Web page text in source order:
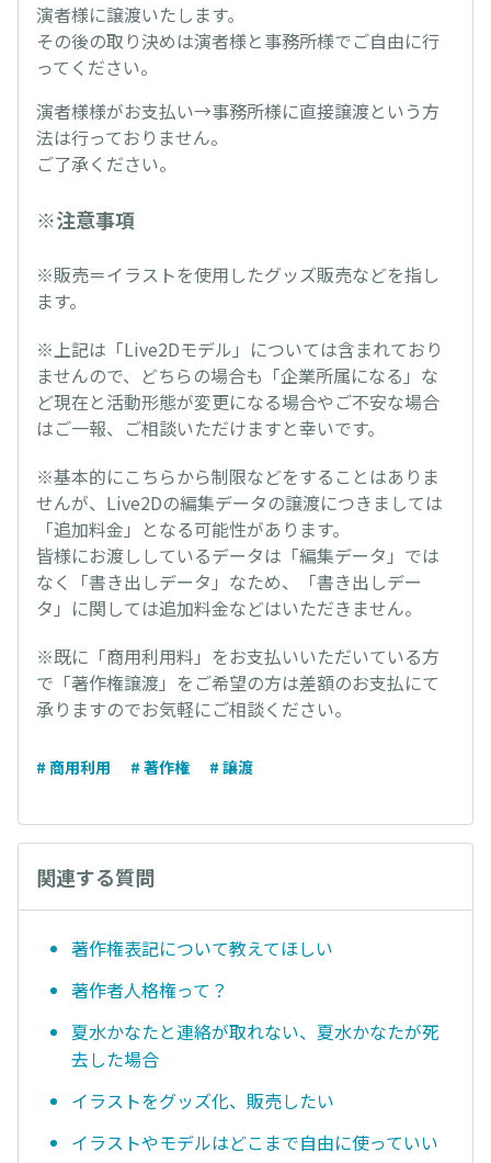
演者様に譲渡いたします。
その後の取り決めは演者様と事務所様でご自由に行
ってください。
演者様様がお支払い→事務所様に直接譲渡という方
法は行っておりません。
ご了承ください。
※注意事項
※販売＝イラストを使用したグッズ販売などを指し
ます。
※上記は「Live2Dモデル」については含まれており
ませんので、どちらの場合も「企業所属になる」な
ど現在と活動形態が変更になる場合やご不安な場合
はご一報、ご相談いただけますと幸いです。
※基本的にこちらから制限などをすることはありま
せんが、Live2Dの編集データの譲渡につきましては
「追加料金」となる可能性があります。
皆様にお渡ししているデータは「編集データ」では
なく「書き出しデータ」なため、「書き出しデー
タ」に関しては追加料金などはいただきません。
※既に「商用利用料」をお支払いいただいている方
で「著作権譲渡」をご希望の方は差額のお支払にて
承りますのでお気軽にご相談ください。
# 商用利用 # 著作権 # 譲渡
関連する質問
著作権表記について教えてほしい
著作者人格権って？
夏水かなたと連絡が取れない、夏水かなたが死
去した場合
イラストをグッズ化、販売したい
イラストやモデルはどこまで自由に使っていい